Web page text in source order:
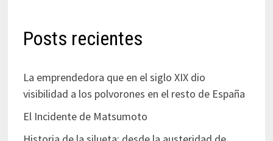
Posts recientes
La emprendedora que en el siglo XIX dio
visibilidad a los polvorones en el resto de España
El Incidente de Matsumoto